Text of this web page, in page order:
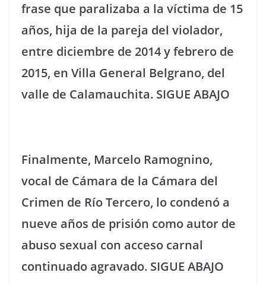
frase que paralizaba a la víctima de 15
años, hija de la pareja del violador,
entre diciembre de 2014 y febrero de
2015, en Villa General Belgrano, del
valle de Calamauchita. SIGUE ABAJO
Finalmente, Marcelo Ramognino,
vocal de Cámara de la Cámara del
Crimen de Río Tercero, lo condenó a
nueve años de prisión como autor de
abuso sexual con acceso carnal
continuado agravado. SIGUE ABAJO